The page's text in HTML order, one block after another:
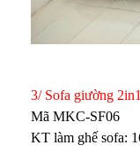
3/ Sofa giường
Mã MKC-SF06
KT làm ghế sofa: